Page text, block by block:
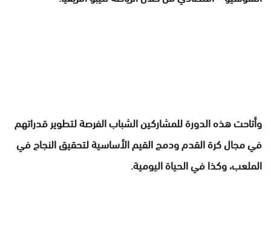
وأتاحت هذه الدورة للمشاركين الشباب الفرصة لتطوير قدراتهم
في مجال كرة القدم ودمج القيم الأساسية لتحقيق النجاح في
الملعب، وكذا في الحياة اليومية.